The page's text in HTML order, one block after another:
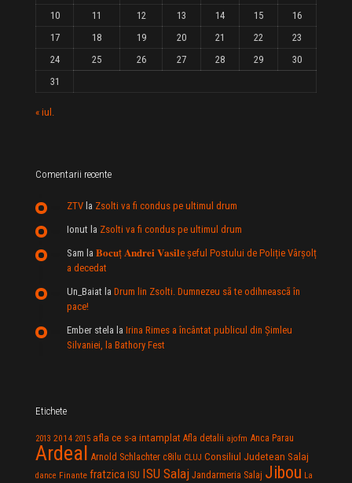
10
11 12 13 14 15
16
17
18 19 20 21 22
23
24
25 26 27 28 29
30
31
« iul.
Comentarii recente
ZTV la Zsolti va fi condus pe ultimul drum
Ionut la Zsolti va fi condus pe ultimul drum
Sam la 𝐁𝐨𝐜𝐮ț 𝐀𝐧𝐝𝐫𝐞𝐢 𝐕𝐚𝐬𝐢𝐥e şeful Postului de Poliție Vârșolț
a decedat
Un_Baiat la Drum lin Zsolti. Dumnezeu sã te odihneascã în
pace!
Ember stela la Irina Rimes a încântat publicul din Şimleu
Silvaniei, la Bathory Fest
Etichete
2013 2014 2015 afla ce s-a intamplat Afla detalii ajofm Anca Parau
Ardeal Arnold Schlachter c8ilu CLUJ Consiliul Judetean Salaj
dance Finante fratzica ISU ISU Salaj Jandarmeria Salaj Jibou La